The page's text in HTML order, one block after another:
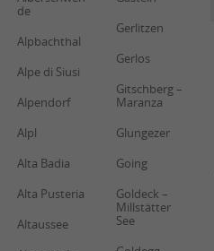
de
Alpbachthal
Alpe di Siusi
Alpendorf
Alpl
Alta Badia
Alta Pusteria
Altaussee
Gerlitzen
Gerlos
Gitschberg –
Maranza
Glungezer
Going
Goldeck –
Millstätter
See